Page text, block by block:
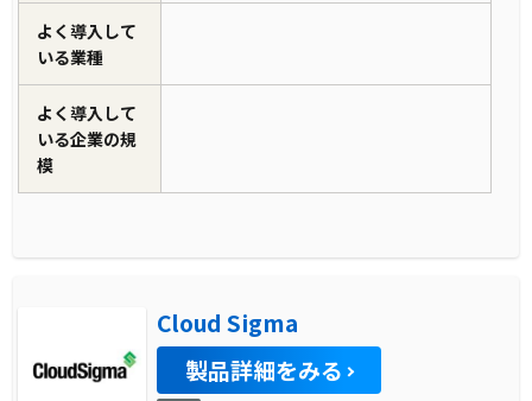
よく導入して
いる業種
よく導入して
いる企業の規
模
Cloud Sigma
製品詳細をみる